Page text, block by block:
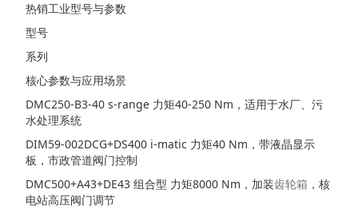
热销工业型号与参数
型号
系列
核心参数与应用场景
DMC250-B3-40 s-range 力矩40-250 Nm，适用于水厂、污
水处理系统
DIM59-002DCG+DS400 i-matic 力矩40 Nm，带液晶显示
板，市政管道阀门控制
DMC500+A43+DE43 组合型 力矩8000 Nm，加装齿轮箱 ，核
电站高压阀门调节